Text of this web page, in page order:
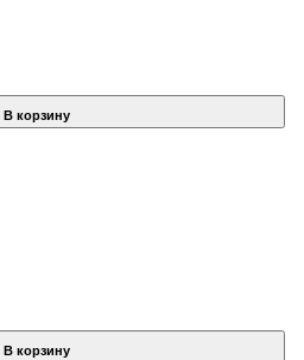
В корзину
В корзину